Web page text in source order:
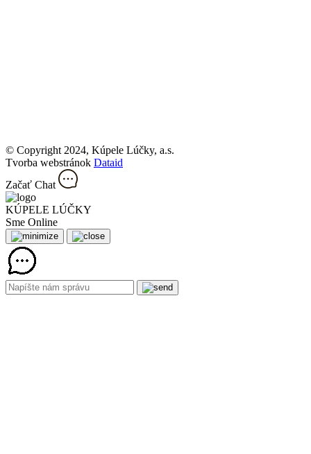
© Copyright 2024, Kúpele Lúčky, a.s.
Tvorba webstránok Dataid
Začať Chat
KÚPELE LÚČKY
Sme Online